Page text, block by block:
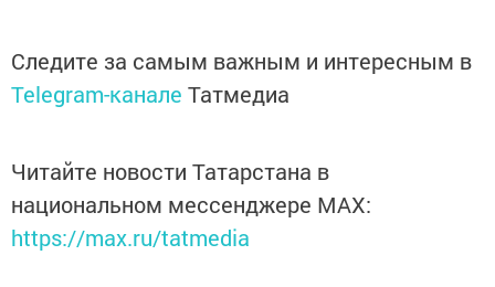
Следите за самым важным и интересным в
Telegram-канале Татмедиа
Читайте новости Татарстана в
национальном мессенджере MАХ:
https://max.ru/tatmedia